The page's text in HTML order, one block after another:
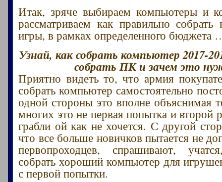
Итак, зряче выбираем компьютеры и
рассматриваем как правильно
игры, в рамках определенного бюджета
Узнай, как собрать компьютер 2017-
собрать ПК и зачем это
Приятно видеть то, что армия
собрать компьютер самостоятельно
одной стороны это вполне объяснимая
многих это не первая попытка и второй
грабли ой как не хочется. С другой
что все больше новичков пытается не
первопроходцев, спрашивают,
собрать хороший компьютер для
с первой попытки.